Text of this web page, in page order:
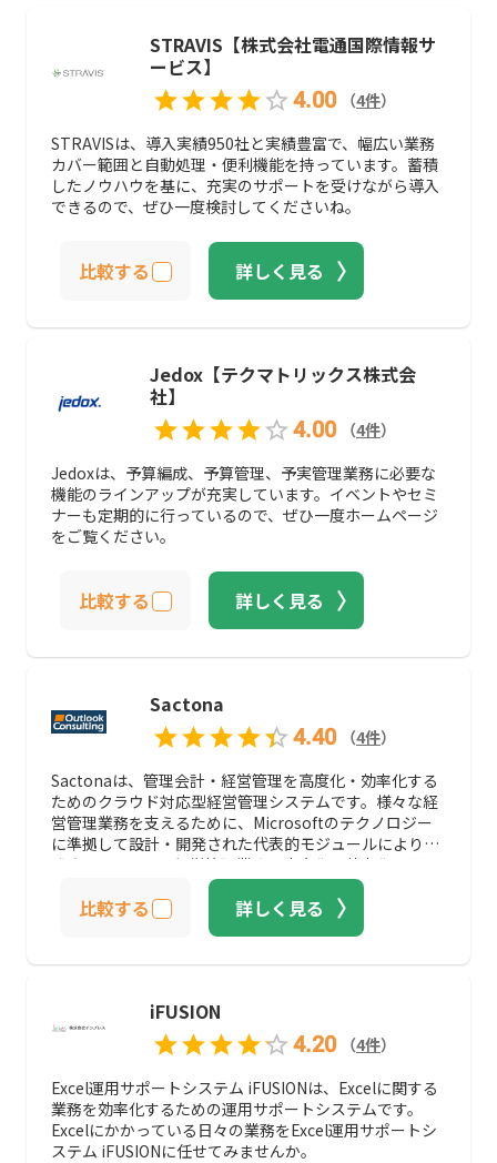
STRAVIS【株式会社電通国際情報サ
ービス】
4.00
（4件）
STRAVISは、導入実績950社と実績豊富で、幅広い業務
カバー範囲と自動処理・便利機能を持っています。蓄積
したノウハウを基に、充実のサポートを受けながら導入
できるので、ぜひ一度検討してくださいね。
比較する 詳しく見る
Jedox【テクマトリックス株式会
社】
4.00
（4件）
Jedoxは、予算編成、予算管理、予実管理業務に必要な
機能のラインアップが充実しています。イベントやセミ
ナーも定期的に行っているので、ぜひ一度ホームページ
をご覧ください。
比較する 詳しく見る
Sactona
4.40
（4件）
Sactonaは、管理会計・経営管理を高度化・効率化する
ためのクラウド対応型経営管理システムです。様々な経
営管理業務を支えるために、Microsoftのテクノロジー
に準拠して設計・開発された代表的モジュールにより構
成されています。経営管理業務の高度化・効率化を図り
たい方はぜひSactonaを利用しましょう。
比較する 詳しく見る
iFUSION
4.20
（4件）
Excel運用サポートシステム iFUSIONは、Excelに関する
業務を効率化するための運用サポートシステムです。
Excelにかかっている日々の業務をExcel運用サポートシ
ステム iFUSIONに任せてみませんか。